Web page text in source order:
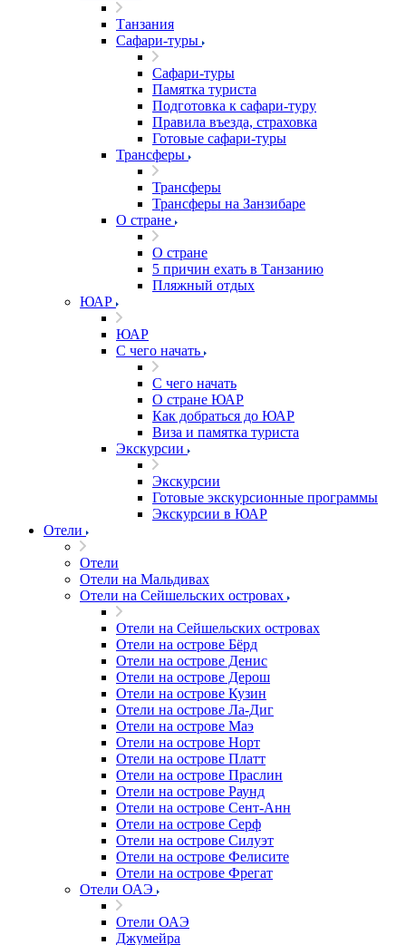
Танзания
Сафари-туры
Сафари-туры
Памятка туриста
Подготовка к сафари-туру
Правила въезда, страховка
Готовые сафари-туры
Трансферы
Трансферы
Трансферы на Занзибаре
О стране
О стране
5 причин ехать в Танзанию
Пляжный отдых
ЮАР
ЮАР
С чего начать
С чего начать
О стране ЮАР
Как добраться до ЮАР
Виза и памятка туриста
Экскурсии
Экскурсии
Готовые экскурсионные программы
Экскурсии в ЮАР
Отели
Отели
Отели на Мальдивах
Отели на Сейшельских островах
Отели на Сейшельских островах
Отели на острове Бёрд
Отели на острове Денис
Отели на острове Дерош
Отели на острове Кузин
Отели на острове Ла-Диг
Отели на острове Маэ
Отели на острове Норт
Отели на острове Платт
Отели на острове Праслин
Отели на острове Раунд
Отели на острове Сент-Анн
Отели на острове Серф
Отели на острове Силуэт
Отели на острове Фелисите
Отели на острове Фрегат
Отели ОАЭ
Отели ОАЭ
Джумейра